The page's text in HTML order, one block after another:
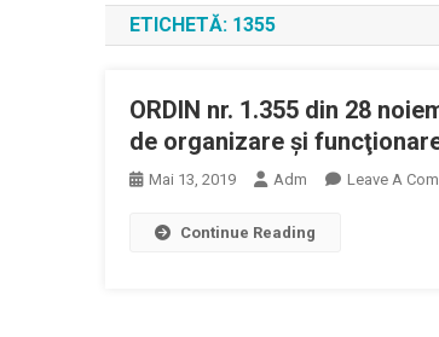
ETICHETĂ: 1355
ORDIN nr. 1.355 din 28
de organizare şi
Mai 13, 2019 Adm Leave A
Continue Reading